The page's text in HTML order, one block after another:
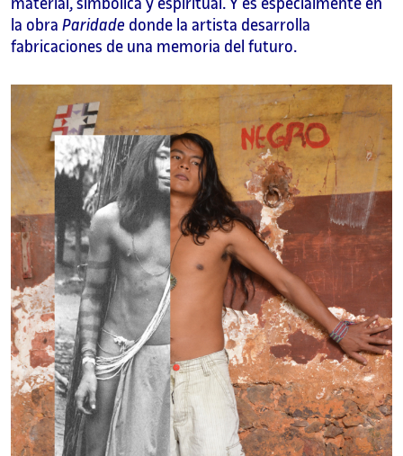
la obra Paridade donde la artista desarrolla
fabricaciones de una memoria del futuro.